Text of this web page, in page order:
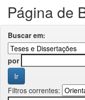
Página de
Buscar em:
por
Filtros correntes: